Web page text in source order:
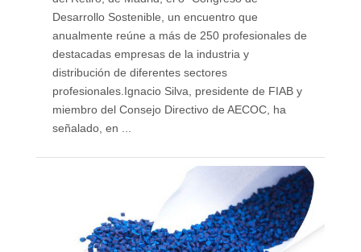
Desarrollo Sostenible, un encuentro que
anualmente reúne a más de 250 profesionales de
destacadas empresas de la industria y
distribución de diferentes sectores
profesionales.Ignacio Silva, presidente de FIAB y
miembro del Consejo Directivo de AECOC, ha
señalado, en ...